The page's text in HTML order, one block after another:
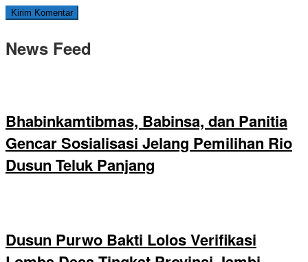
News Feed
Bhabinkamtibmas, Babinsa, dan Panitia
Gencar Sosialisasi Jelang Pemilihan Rio
Dusun Teluk Panjang
Dusun Purwo Bakti Lolos Verifikasi